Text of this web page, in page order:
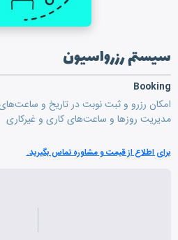
سیستم رزرواسیون
Booking
امکان رزرو و ثبت نوبت در تاریخ و
مدیریت روز‌ها و ساعت‌های کاری و غیرکاری
برای اطلاع از قیمت و مشاوره تماس بگیرید.